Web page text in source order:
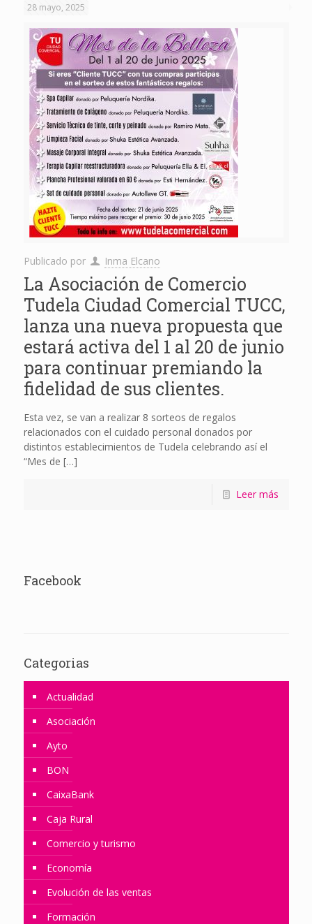
28 mayo, 2025
Publicado por Inma Elcano
La Asociación de Comercio
Tudela Ciudad Comercial TUCC,
lanza una nueva propuesta que
estará activa del 1 al 20 de junio
para continuar premiando la
fidelidad de sus clientes.
Esta vez, se van a realizar 8 sorteos de regalos
relacionados con el cuidado personal donados por
distintos establecimientos de Tudela celebrando así el
“Mes de […]
Leer más
Facebook
Categorias
Actualidad
Asociación
Ayto
BON
CaixaBank
Caja Rural
Comercio y turismo
Economía
Evolución de las ventas
Formación